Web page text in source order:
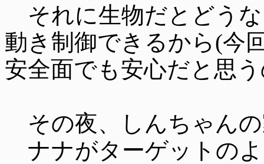
それに生物だとどう
動き制御できるから(今
安全面でも安心だと思
その夜、しんちゃん
ナナがターゲットの